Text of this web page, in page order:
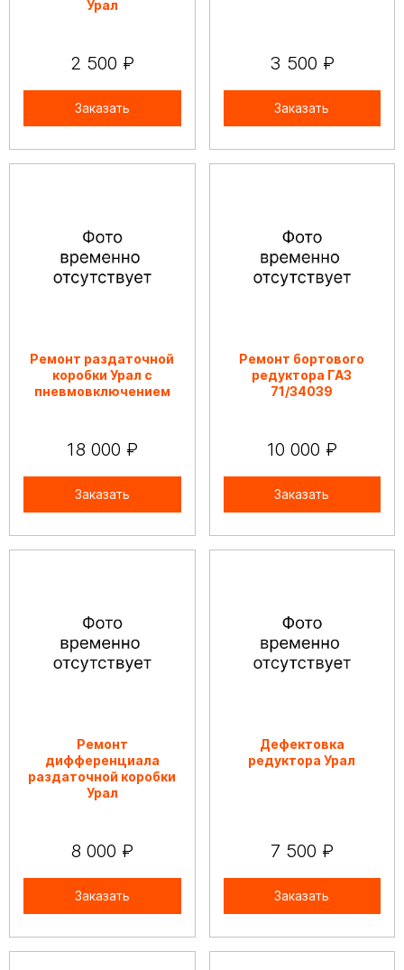
Урал
2 500 ₽
Заказать
3 500 ₽
Заказать
Ремонт раздаточной
коробки Урал с
пневмовключением
18 000 ₽
Заказать
Ремонт бортового
редуктора ГАЗ
71/34039
10 000 ₽
Заказать
Ремонт
дифференциала
раздаточной коробки
Урал
8 000 ₽
Заказать
Дефектовка
редуктора Урал
7 500 ₽
Заказать